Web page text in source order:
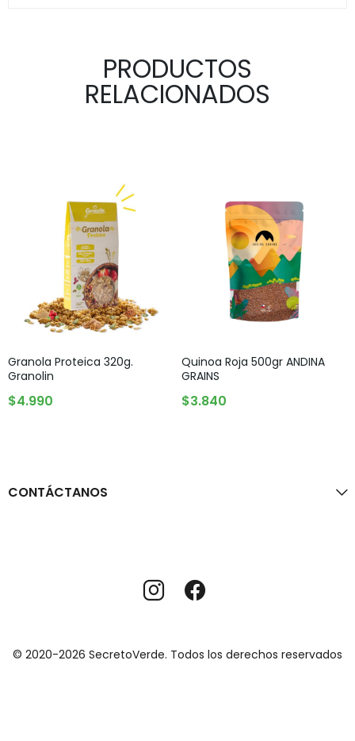
PRODUCTOS
RELACIONADOS
Granola Proteica 320g.
Granolin
$4.990
Quinoa Roja 500gr ANDINA
GRAINS
$3.840
CONTÁCTANOS
© 2020-2026 SecretoVerde. Todos los derechos reservados